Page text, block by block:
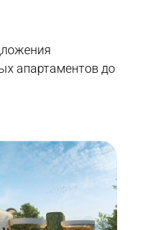
апартаментов до